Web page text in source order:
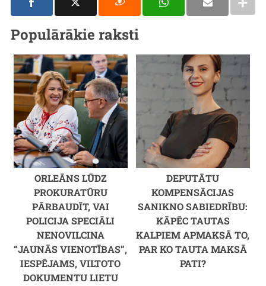
Populārākie raksti
ORLEĀNS LŪDZ
PROKURATŪRU
PĀRBAUDĪT, VAI
POLICIJA SPECIĀLI
NENOVILCINA
“JAUNĀS VIENOTĪBAS”,
IESPĒJAMS, VILTOTO
DOKUMENTU LIETU
DEPUTĀTU
KOMPENSĀCIJAS
SANIKNO SABIEDRĪBU:
KĀPĒC TAUTAS
KALPIEM APMAKSĀ TO,
PAR KO TAUTA MAKSĀ
PATI?